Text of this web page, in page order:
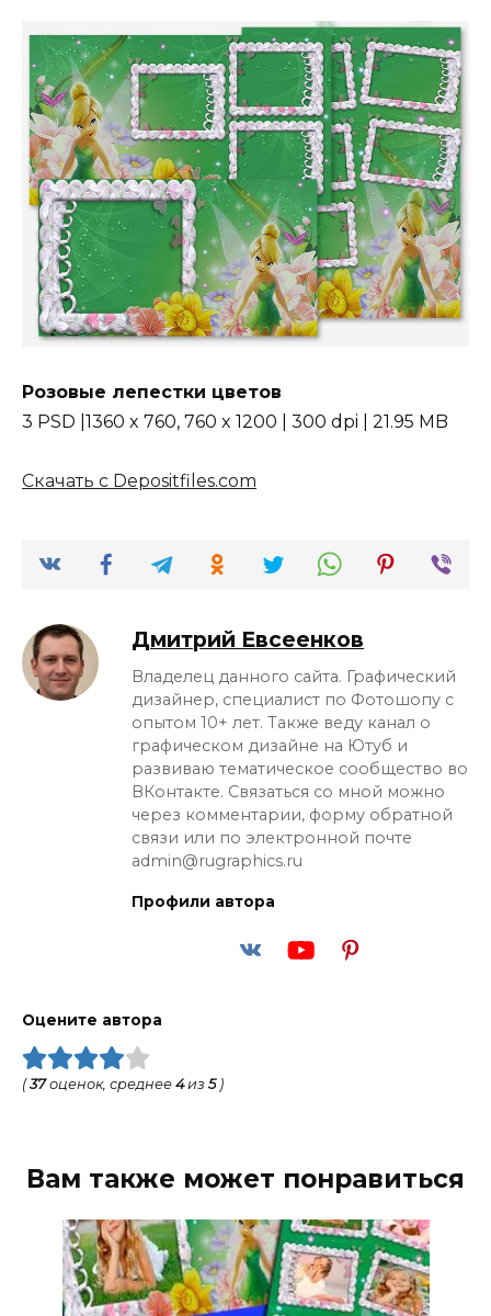
Розовые лепестки цветов
3 PSD |1360 x 760, 760 x 1200 | 300 dpi | 21.95 MB
Скачать с Depositfiles.com
Дмитрий Евсеенков
Владелец данного сайта. Графический
дизайнер, специалист по Фотошопу с
опытом 10+ лет. Также веду канал о
графическом дизайне на Ютуб и
развиваю тематическое сообщество во
ВКонтакте. Связаться со мной можно
через комментарии, форму обратной
связи или по электронной почте
admin@rugraphics.ru
Профили автора
Оцените автора
(37оценок, среднее 4из 5)
Вам также может понравиться